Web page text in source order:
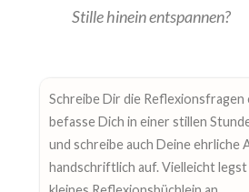
Stille hinein entspannen?
Schreibe Dir die Reflexionsfragen
befasse Dich in einer stillen
und schreibe auch Deine ehrliche
handschriftlich auf. Vielleicht legst